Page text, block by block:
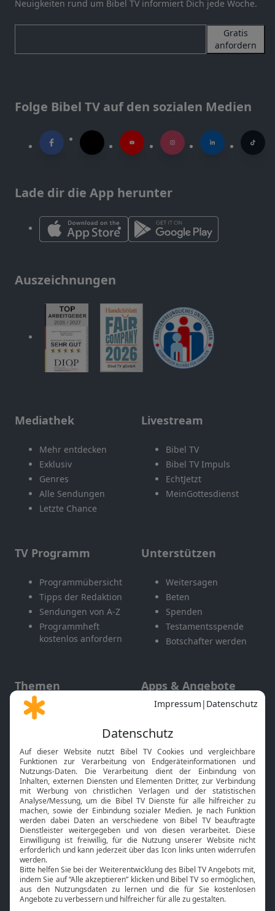
Neuigkeiten rund um Bibel TV informiert Dich jede Woche.
Gratis
anfordern
Folge Bibel TV auf den sozialen Medien
Lade dir die App herunter
Auszeichnungen
Mediathek
Mehr entdecken
Exklusiv
Genres
Alle Sendungen
Letzte Chance
Livestream
Bibel TV
Bibel TV Impuls
EchtJetzt
MeinGottesdienst
TV Programm
Programmübersicht
Tipps der Redaktion
Sendungen von A-Z
Programmheft
kostenlos anfordern
Unterstützen
Weitersagen
Beten
Spenden
Testamentsspende
Botschafter werden
Themen
Gott und Bibel erklärt
Neuigkeiten
Apps & Angebote
Mobile App
Smart TV
HbbTV
Bibelthek Online-Bibel
Nächster Gottesdienst
Bibel TV
Über uns
Jobs
Service
Kontakt
TV-Empfang